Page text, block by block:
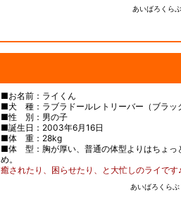
あいばろくら
■お名前：ライくん
■犬 種：ラブラドールレトリーバー（ブラッ
■性 別：男の子
■誕生日：2003年6月16日
■体 重：28kg
■体 型：胸が厚い、普通の体型よりはちょっ
め。
癒されたり、困らせたり、と大忙しのライです♪
あいばろくら